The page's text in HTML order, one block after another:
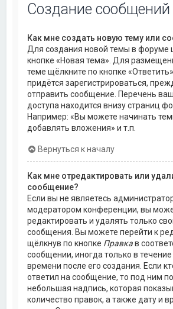
Создание сообщений
Как мне создать новую тему или
Для создания новой темы в форуме
кнопке «Новая тема». Для
теме щёлкните по кнопке
придётся зарегистрироваться,
отправить сообщение. Перечень
доступа находится внизу страниц
Например: «Вы можете начинать
добавлять вложения» и т.п.
Вернуться к началу
Как мне отредактировать или
сообщение?
Если вы не являетесь
модератором конференции, вы
редактировать и удалять только
сообщения. Вы можете перейти к
щёлкнув по кнопке Правкав
сообщении, иногда только в
времени после его создания. Если
ответил на сообщение, то под ним
небольшая надпись, которая
количество правок, а также дату и